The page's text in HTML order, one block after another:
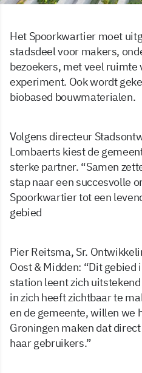
Het Spoorkwartier moet
stadsdeel voor makers,
bezoekers, met veel
experiment. Ook wordt
biobased bouwmaterialen.
Volgens directeur
Lombaerts kiest de
sterke partner. “Samen
stap naar een succesvolle
Spoorkwartier tot een
gebied
Pier Reitsma, Sr.
Oost & Midden: “Dit
station leent zich
in zich heeft zichtbaar te
en de gemeente, willen we
Groningen maken dat
haar gebruikers.”